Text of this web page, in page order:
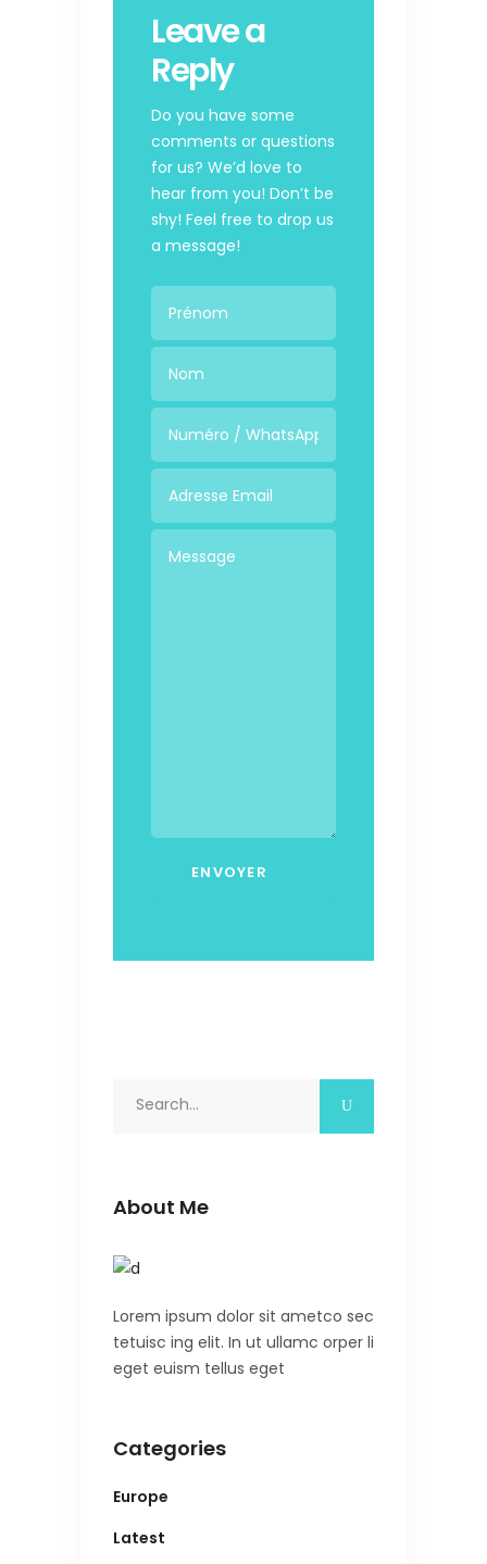
Leave a
Reply
Do you have some
comments or questions
for us? We’d love to
hear from you! Don’t be
shy! Feel free to drop us
a message!
About Me
Lorem ipsum dolor sit ametco sec
tetuisc ing elit. In ut ullamc orper li
eget euism tellus eget
Categories
Europe
Latest